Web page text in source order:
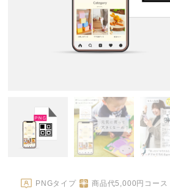
PNGタイプ 商品代5,000 円コース